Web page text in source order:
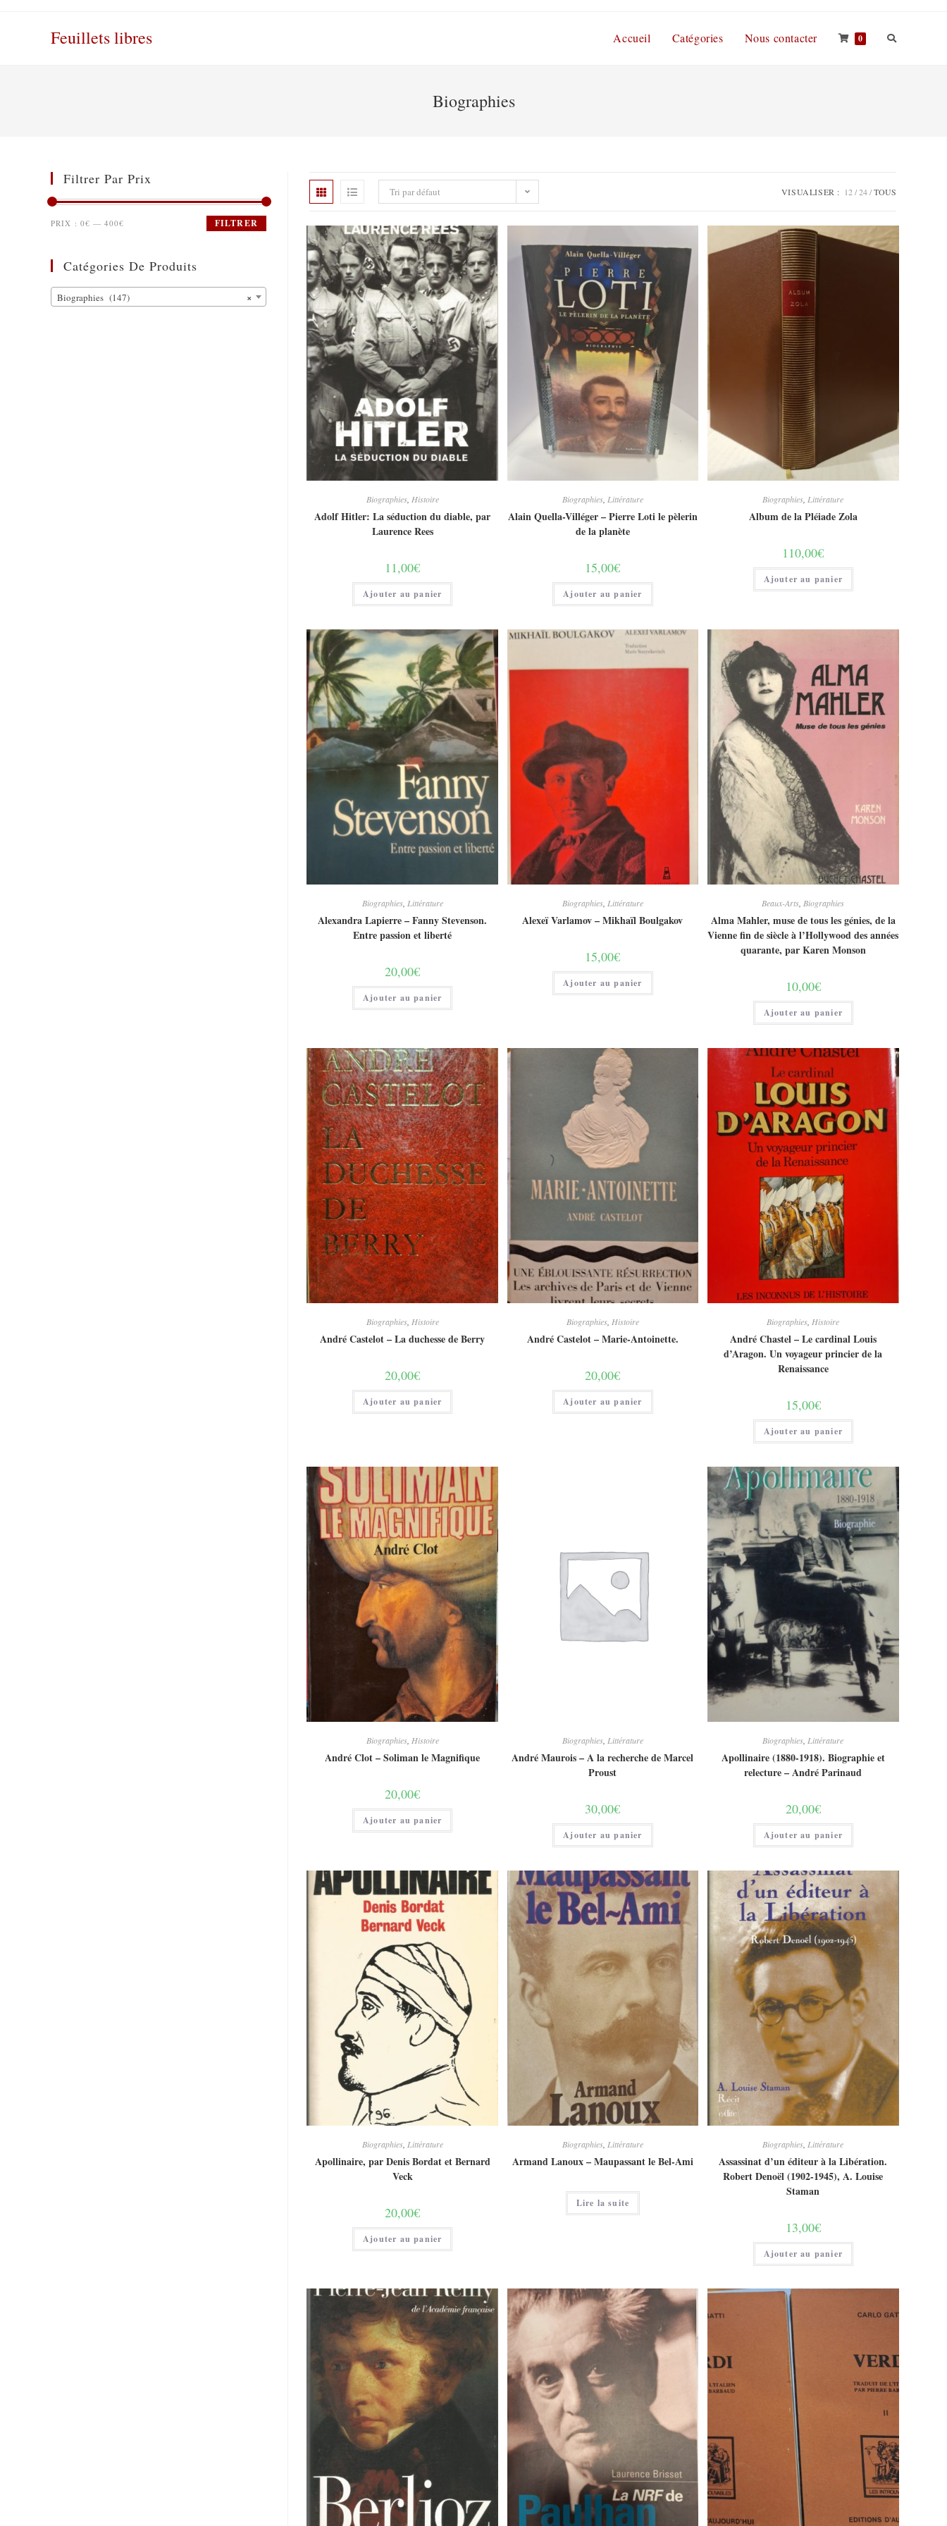
Feuillets libres Accueil Catégories Nous contacter 0
Biographies
Tri par défaut VISUALISER : 12 24 TOUS
Biographies, Histoire
Adolf Hitler: La séduction du diable, par
Laurence Rees
11,00€
Ajouter au panier
Biographies, Littérature
Alain Quella-Villéger – Pierre Loti le pèlerin
de la planète
15,00€
Ajouter au panier
Biographies,Littérature
Album de la Pléiade Zola
110,00€
Ajouter au panier
Biographies, Littérature
Alexandra Lapierre – Fanny Stevenson.
Entre passion et liberté
20,00€
Ajouter au panier
Biographies, Littérature
Alexeï Varlamov – Mikhaïl Boulgakov
15,00€
Ajouter au panier
Beaux-Arts,Biographies
Alma Mahler, muse de tous les génies, de la
Vienne fin de siècle à l’Hollywood des années
quarante, par Karen Monson
10,00€
Ajouter au panier
Biographies, Histoire
André Castelot – La duchesse de Berry
20,00€
Ajouter au panier
Biographies, Histoire
André Castelot – Marie-Antoinette.
20,00€
Ajouter au panier
Biographies Histoire
André Chastel – Le cardinal Louis
d’Aragon. Un voyageur princier de la
Renaissance
15,00€
Ajouter au panier
Biographies, Histoire
André Clot – Soliman le Magnifique
20,00€
Ajouter au panier
Biographies, Littérature
André Maurois – A la recherche de Marcel
Proust
30,00€
Ajouter au panier
Biographies Littérature
Apollinaire (1880-1918). Biographie et
relecture – André Parinaud
20,00€
Ajouter au panier
Biographies, Littérature
Apollinaire, par Denis Bordat et Bernard
Veck
20,00€
Ajouter au panier
Biographies, Littérature
Armand Lanoux – Maupassant le Bel-Ami
Lire la suite
Biographies Littérature
Assassinat d’un éditeur à la Libération.
Robert Denoël (1902-1945), A. Louise
Staman
13,00€
Ajouter au panier
Filtrer Par Prix
FILTRER
PRIX : 0€ — 400€
Catégories De Produits
×
Biographies (147)